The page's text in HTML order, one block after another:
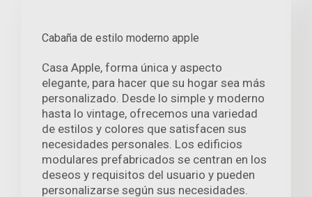
Cabaña de estilo moderno apple
Casa Apple, forma única y aspecto
elegante, para hacer que su hogar sea más
personalizado. Desde lo simple y moderno
hasta lo vintage, ofrecemos una variedad
de estilos y colores que satisfacen sus
necesidades personales. Los edificios
modulares prefabricados se centran en los
deseos y requisitos del usuario y pueden
personalizarse según sus necesidades.